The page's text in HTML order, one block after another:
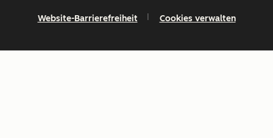
Website-Barrierefreiheit Cookies verwalten